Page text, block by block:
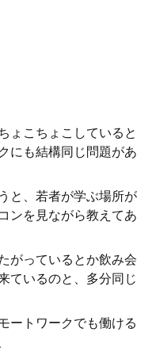
ょこちょこしていると
にも結構同じ問題があ
と、若者が学ぶ場所が
ンを見ながら教えてあ
がっているとか飲み会
ているのと、多分同じ
ートワークでも働ける